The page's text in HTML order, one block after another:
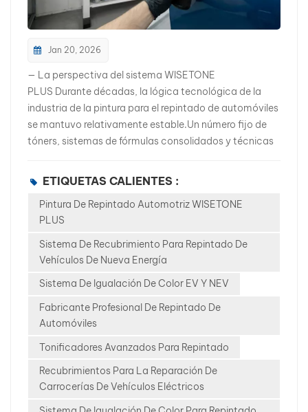
Jan 20, 2026
— La perspectiva del sistema WISETONE
PLUS Durante décadas, la lógica tecnológica de la
industria de la pintura para el repintado de automóviles
se mantuvo relativamente estable.Un número fijo de
tóners, sistemas de fórmulas consolidados y técnicas
satisfacer las necesidades de reparación de la mayoría
auge de los vehículos de nueva energía (VNE) está
cambiando fundamentalmente este equilibrio, y el
color se encuentra en el centro de esta
transformación.1. La “revolución del color” de NEV es
los vehículos tradicionales con motor de combustión
interna, los vehículos eléctricos presentan cambios
claros y estructurales en el diseño del color: Un
grisáceos y colores de baja saturación. Amplio uso de
efectos metálicos, perlas finas y pigmentos ópticos
especiales. Colores que muestran variaciones visibles
bajo diferentes condiciones de iluminación y ángulos
ETIQUETAS CALIENTES :
Pintura De Repintado Automotriz WISETONE
PLUS
Sistema De Recubrimiento Para Repintado De
Vehículos De Nueva Energía
Sistema De Igualación De Color EV Y NEV
Fabricante Profesional De Repintado De
Automóviles
Tonificadores Avanzados Para Repintado
Recubrimientos Para La Reparación De
Carrocerías De Vehículos Eléctricos